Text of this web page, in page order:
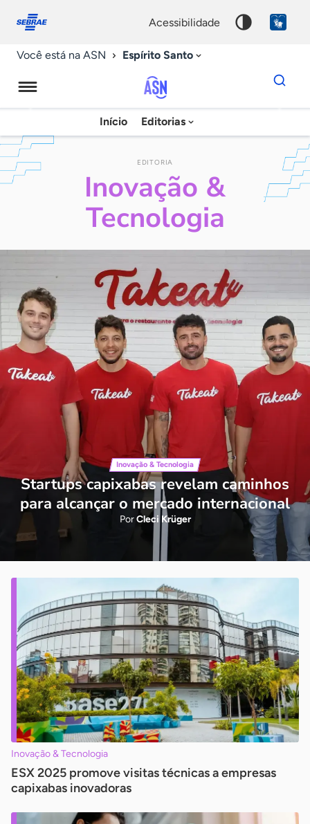
conosco
acessibilidade
Você está na ASN Espírito Santo
Agência
Sebrae
de
Notícias
Início Editorias
Dados
para
chave
EDITORIA
Inovação &
Tecnologia
Inovação & Tecnologia
Startups capixabas revelam caminhos
para alcançar o mercado internacional
PorCleci Krüger
Inovação & Tecnologia
ESX 2025 promove visitas técnicas a empresas
capixabas inovadoras